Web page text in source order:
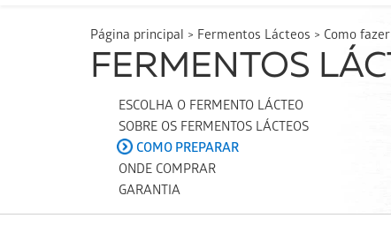
Página principal > Fermentos Lácteos > Como fazer
ESCOLHA O FERMENTO LÁCTEO
SOBRE OS FERMENTOS LÁCTEOS
COMO PREPARAR
ONDE COMPRAR
GARANTIA